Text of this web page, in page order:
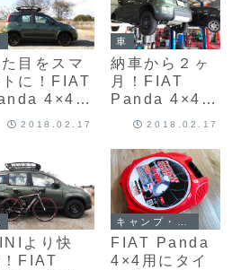
風対策）を自
作しました♪
た目をスマ
に！FIAT
4×4の
チンホイー
しました♪
2018.02.17
車
納車から２ヶ
月！FIAT
Panda 4×4の
初回点検に行
2018.02.17
より快
FIAT
FIAT Panda
4×4用にタイ